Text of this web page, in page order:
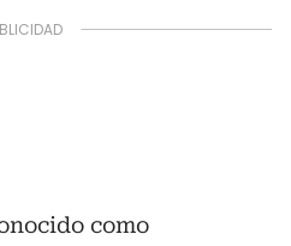
como